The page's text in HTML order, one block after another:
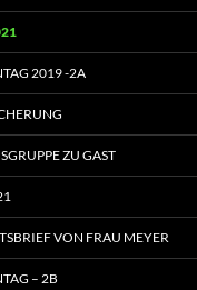
2019 -2A
ZU GAST
VON FRAU MEYER
– 2B